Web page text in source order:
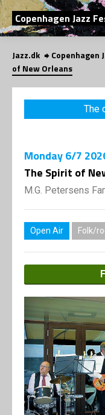
Copenhagen Jazz
Jazz.dk Copenhagen
of New Orleans
The
Monday6/7
The Spirit of
M.G. Petersens
Open Air Folk/